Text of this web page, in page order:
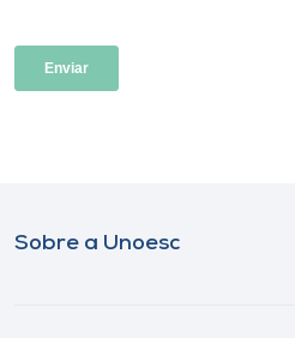
Sobre a Unoesc